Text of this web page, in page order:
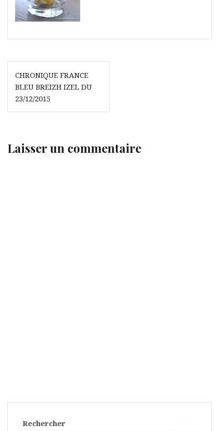
Navigation
de
l’article
CHRONIQUE FRANCE
BLEU BREIZH IZEL DU
23/12/2015
Laisser un commentaire
Rechercher